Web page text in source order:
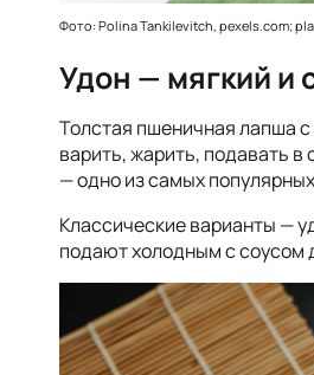
Фото: Polina Tankilevitch, pexels.com;
Удон — мягкий и
Толстая пшеничная лапша
варить, жарить, подавать в
— одно из самых
Классические варианты —
подают холодным с соусом